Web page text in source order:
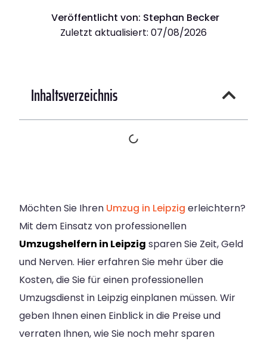
Veröffentlicht von: Stephan Becker
Zuletzt aktualisiert: 07/08/2026
Inhaltsverzeichnis
Möchten Sie Ihren Umzug in Leipzig erleichtern?
Mit dem Einsatz von professionellen
Umzugshelfern in Leipzig sparen Sie Zeit, Geld
und Nerven. Hier erfahren Sie mehr über die
Kosten, die Sie für einen professionellen
Umzugsdienst in Leipzig einplanen müssen. Wir
geben Ihnen einen Einblick in die Preise und
verraten Ihnen, wie Sie noch mehr sparen